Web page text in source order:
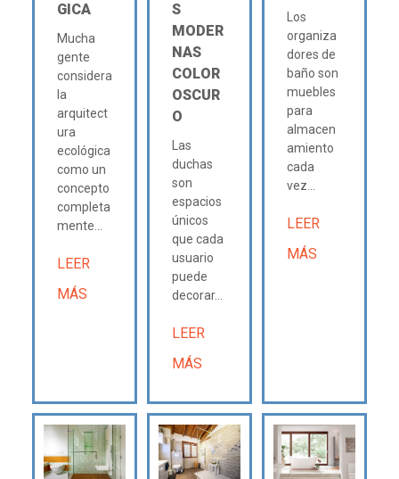
GICA
Mucha
gente
considera
la
arquitect
ura
ecológica
como un
concepto
completa
mente...
LEER
MÁS
S
MODER
NAS
COLOR
OSCUR
O
Las
duchas
son
espacios
únicos
que cada
usuario
puede
decorar...
LEER
MÁS
Los
organiza
dores de
baño son
muebles
para
almacen
amiento
cada
vez...
LEER
MÁS